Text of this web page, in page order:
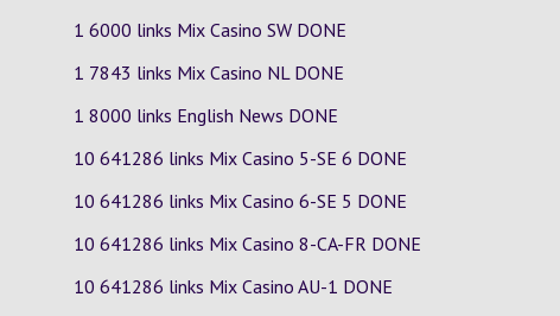
1 6000 links Mix Casino SW DONE
1 7843 links Mix Casino NL DONE
1 8000 links English News DONE
10 641286 links Mix Casino 5-SE 6 DONE
10 641286 links Mix Casino 6-SE 5 DONE
10 641286 links Mix Casino 8-CA-FR DONE
10 641286 links Mix Casino AU-1 DONE